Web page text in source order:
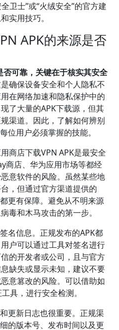
卫士”或“火绒安全”的官方建
实用技巧。
APK的来源是否
可靠，关键在于核实其安全
确保设备安全和个人隐私不
在网络加速和隐私保护中的
了大量的APK下载源，但其
渠道。因此，了解如何辨别
位用户必须掌握的技能。
商店下载VPN APK是最安全
商店、华为应用市场等都经
意软件的风险。虽然某些地
，但通过官方渠道提供的
更有保障。避免从不明来源
毒和木马攻击的第一步。
名信息。正规发布的APK都
户可以通过工具对签名进行
的开发者或公司，且与官方
缺失或显示未知，建议不要
意篡改的风险。可以借助如
具，进行安全检测。
更新日志也很重要。正规渠
的版本号、发布时间以及更